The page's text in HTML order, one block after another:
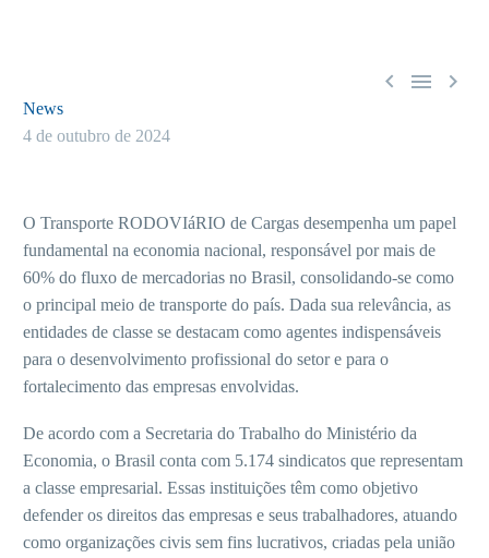
  
News
4 de outubro de 2024
O Transporte RODOVIáRIO de Cargas desempenha um papel
fundamental na economia nacional, responsável por mais de
60% do fluxo de mercadorias no Brasil, consolidando-se como
o principal meio de transporte do país. Dada sua relevância, as
entidades de classe se destacam como agentes indispensáveis
para o desenvolvimento profissional do setor e para o
fortalecimento das empresas envolvidas.
De acordo com a Secretaria do Trabalho do Ministério da
Economia, o Brasil conta com 5.174 sindicatos que representam
a classe empresarial. Essas instituições têm como objetivo
defender os direitos das empresas e seus trabalhadores, atuando
como organizações civis sem fins lucrativos, criadas pela união